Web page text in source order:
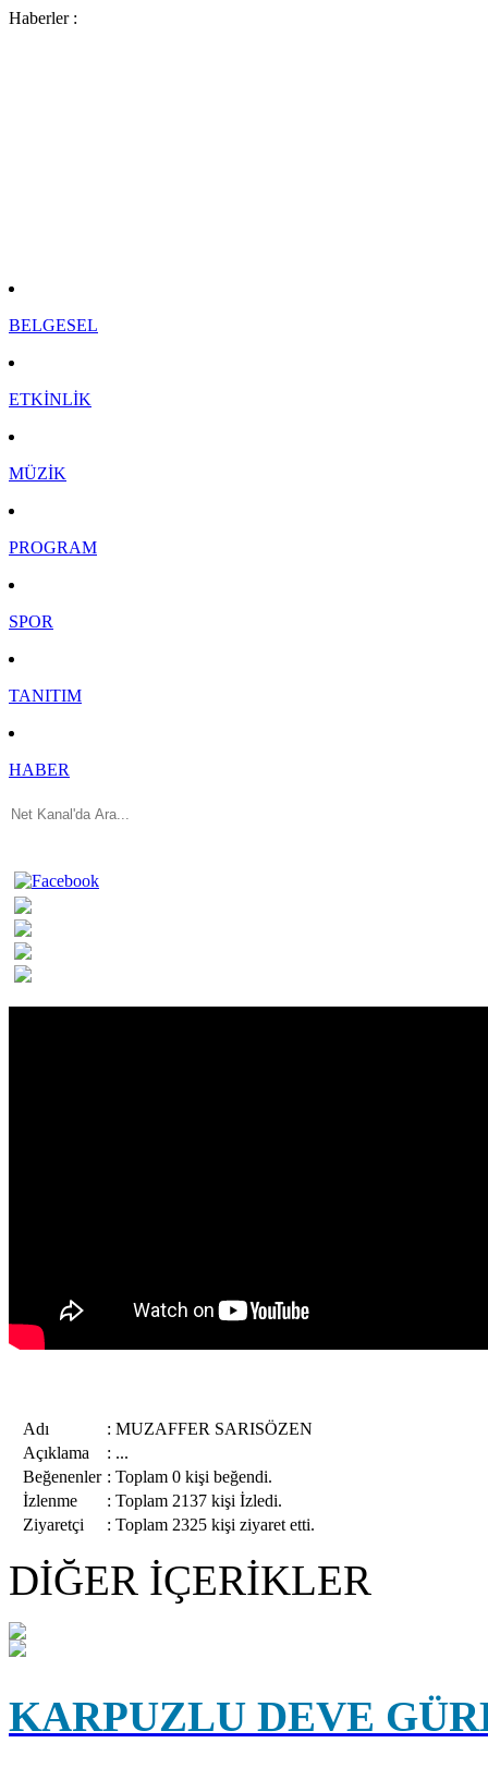
Haberler :
BELGESEL
ETKİNLİK
MÜZİK
PROGRAM
SPOR
TANITIM
HABER
Adı : MUZAFFER SARISÖZEN
Açıklama
: ...
Beğenenler : Toplam 0 kişi beğendi.
İzlenme
: Toplam 2137 kişi İzledi.
Ziyaretçi
: Toplam 2325 kişi ziyaret etti.
DİĞER İÇERİKLER
KARPUZLU DEVE